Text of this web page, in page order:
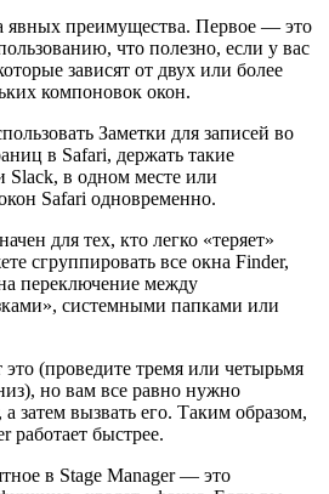
явных преимущества. Первое — это
что полезно, если у вас
зависят от двух или более
компоновок окон.
Заметки для записей во
в Safari, держать такие
Slack, в одном месте или
Safari одновременно.
для тех, кто легко «теряет»
сгруппировать все окна Finder,
переключение между
системными папками или
это (проведите тремя или четырьмя
но вам все равно нужно
затем вызвать его. Таким образом,
работает быстрее.
в Stage Manager — это